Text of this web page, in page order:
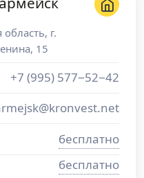
область, г.
15
+7 (995) 577−52−42
бесплатно
бесплатно